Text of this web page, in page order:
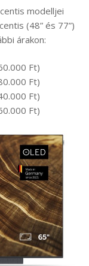
modelljei
(48” és 77”)
árakon:
Ft)
Ft)
Ft)
Ft)